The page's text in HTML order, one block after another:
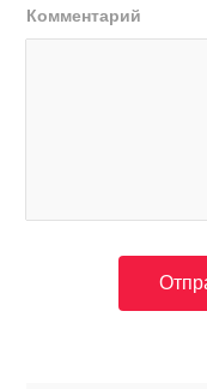
Комментарий